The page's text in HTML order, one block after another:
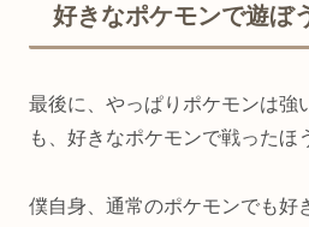
好きなポケモンで遊ぼ
最後に、やっぱりポケモンは強
も、好きなポケモンで戦ったほ
僕自身、通常のポケモンでも好